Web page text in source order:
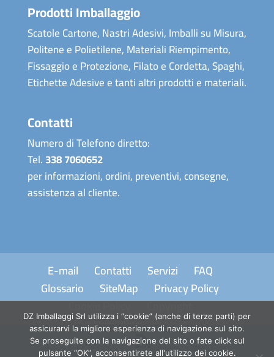
Prodotti Imballaggio
Scatole Cartone, Nastri Adesivi, Imballi su Misura,
Politene e Polietilene, Materiali Riempimento,
Fissaggio e Protezione, Filato e Cordetta, Spaghi,
Etichette Adesive e tanti altri prodotti e materiali.
Contatti
Numero di Telefono diretto:
Tel.338 7060652
per informazioni, ordini, preventivi, consegne,
assistenza al cliente.
E-mail Contatti Servizi
FAQ
Glossario
SiteMap
Privacy Policy
Cookie Policy
Copyright
DZ Imballaggi Srl utilizza i “cookie” (anche di terze parti) per
assicurarvi la migliore esperienza di navigazione sul sito.
Se proseguite con la navigazione del sito o fate click sul
pulsante “OK”, acconsentirete all'utilizzo dei cookie.